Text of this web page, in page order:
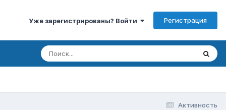
Уже зарегистрированы? Войти Регистрация
Активность